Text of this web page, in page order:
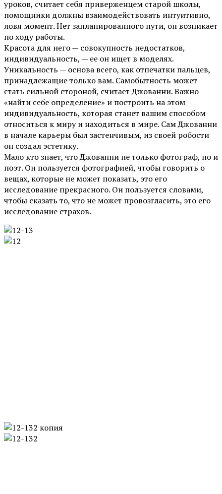
уроков, считает себя приверженцем старой школы,
помощники должны взаимодействовать интуитивно,
ловя момент. Нет запланированного пути, он возникает
по ходу работы.
Красота для него — совокупность недостатков,
индивидуальность, — ее он ищет в моделях.
Уникальность — основа всего, как отпечатки пальцев,
принадлежащие только вам. Самобытность может
стать сильной стороной, считает Джованни. Важно
«найти себе определение» и построить на этом
индивидуальность, которая станет вашим способом
относиться к миру и находиться в мире. Сам Джованни
в начале карьеры был застенчивым, из своей робости
он создал эстетику.
Мало кто знает, что Джованни не только фотограф, но и
поэт. Он пользуется фотографией, чтобы говорить о
вещах, которые не может показать, это его
исследование прекрасного. Он пользуется словами,
чтобы сказать то, что не может провозгласить, это его
исследование страхов.